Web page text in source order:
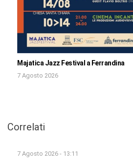
Majatica Jazz Festival a Ferrandina
7 Agosto 2026
Correlati
7 Agosto 2026 - 13:11